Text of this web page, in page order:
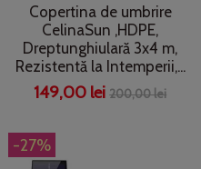
Copertina de umbrire
CelinaSun ,HDPE,
Dreptunghiulară 3x4 m,
Rezistentă la Intemperii,...
149,00 lei200,00 lei
-27%